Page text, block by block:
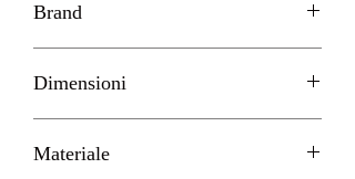
Brand
Dimensioni
Materiale